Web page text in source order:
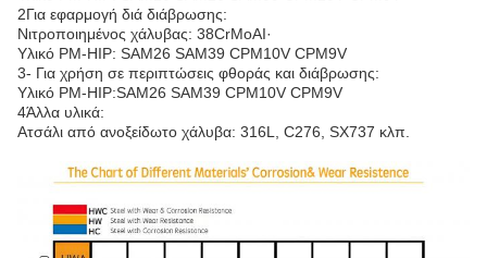
2Για εφαρμογή διά διάβρωσης:
Νιτροποιημένος χάλυβας: 38CrMoAI·
Υλικό PM-HIP: SAM26 SAM39 CPM10V CPM9V
3- Για χρήση σε περιπτώσεις φθοράς και διάβρωσης:
Υλικό PM-HIP:SAM26 SAM39 CPM10V CPM9V
4Άλλα υλικά:
Ατσάλι από ανοξείδωτο χάλυβα: 316L, C276, SX737 κλπ.